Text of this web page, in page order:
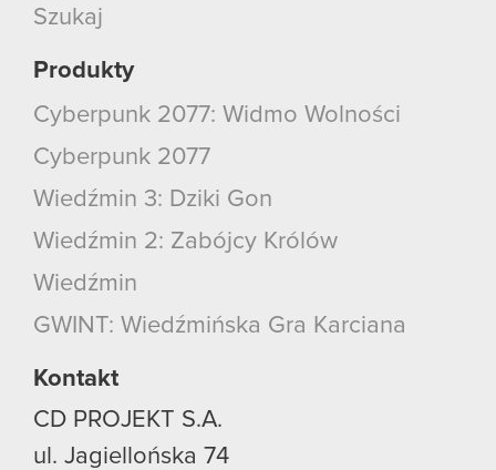
Szukaj
Produkty
Cyberpunk 2077: Widmo Wolności
Cyberpunk 2077
Wiedźmin 3: Dziki Gon
Wiedźmin 2: Zabójcy Królów
Wiedźmin
GWINT: Wiedźmińska Gra Karciana
Kontakt
CD PROJEKT S.A.
ul. Jagiellońska 74